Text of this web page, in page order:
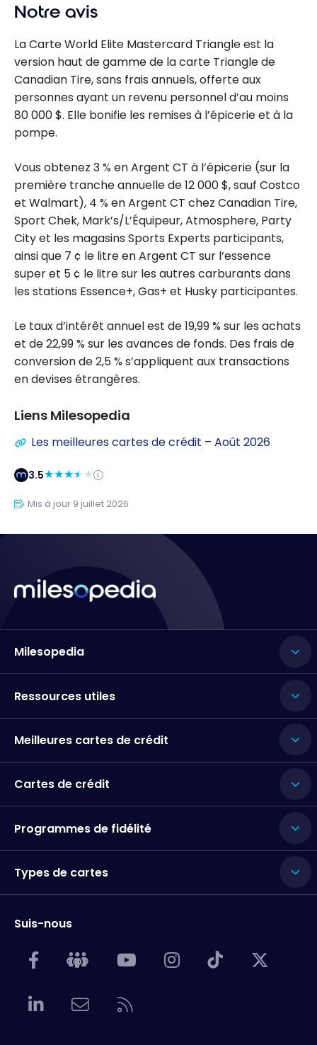
Notre avis
La Carte World Elite Mastercard Triangle est la
version haut de gamme de la carte Triangle de
Canadian Tire, sans frais annuels, offerte aux
personnes ayant un revenu personnel d’au moins
80 000 $. Elle bonifie les remises à l’épicerie et à la
pompe.
Vous obtenez 3 % en Argent CT à l’épicerie (sur la
première tranche annuelle de 12 000 $, sauf Costco
et Walmart), 4 % en Argent CT chez Canadian Tire,
Sport Chek, Mark’s/L’Équipeur, Atmosphere, Party
City et les magasins Sports Experts participants,
ainsi que 7 ¢ le litre en Argent CT sur l’essence
super et 5 ¢ le litre sur les autres carburants dans
les stations Essence+, Gas+ et Husky participantes.
Le taux d’intérêt annuel est de 19,99 % sur les achats
et de 22,99 % sur les avances de fonds. Des frais de
conversion de 2,5 % s’appliquent aux transactions
en devises étrangères.
Liens Milesopedia
Les meilleures cartes de crédit – Août 2026
3.5
Mis à jour 9 juillet 2026
Milesopedia
Ressources utiles
Meilleures cartes de crédit
Cartes de crédit
Programmes de fidélité
Types de cartes
Suis-nous